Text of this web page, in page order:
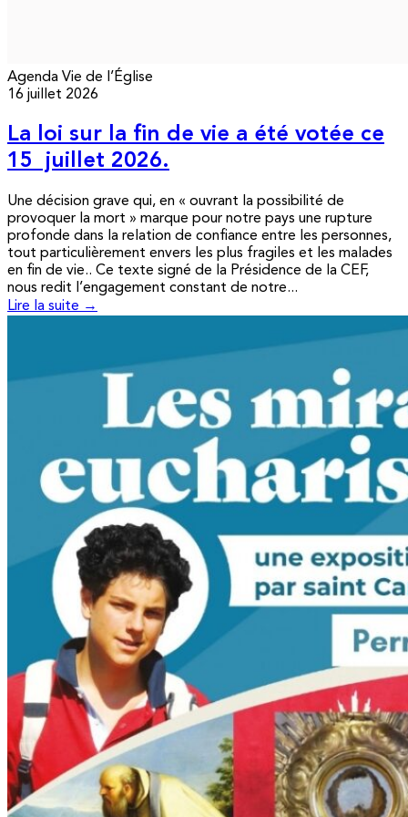
Agenda Vie de l’Église
16 juillet 2026
La loi sur la fin de vie a été votée ce
15 juillet 2026.
Une décision grave qui, en « ouvrant la possibilité de
provoquer la mort » marque pour notre pays une rupture
profonde dans la relation de confiance entre les personnes,
tout particulièrement envers les plus fragiles et les malades
en fin de vie.. Ce texte signé de la Présidence de la CEF,
nous redit l’engagement constant de notre...
Lire la suite →